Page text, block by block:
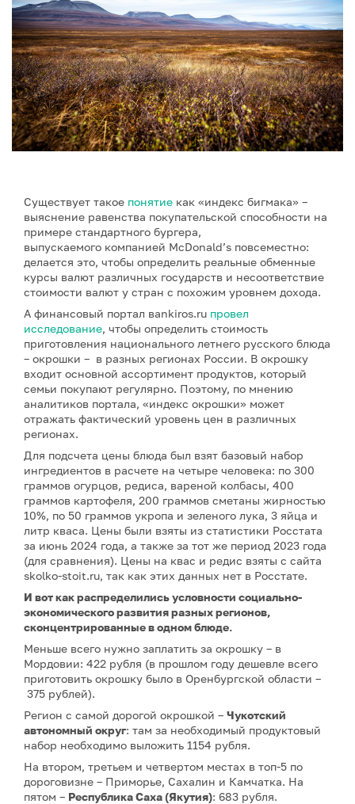
Существует такое понятие как «индекс бигмака» –
выяснение равенства покупательской способности на
примере стандартного бургера,
выпускаемого компанией McDonald’s повсеместно:
делается это, чтобы определить реальные обменные
курсы валют различных государств и несоответствие
стоимости валют у стран с похожим уровнем дохода.
А финансовый портал вankiros.ru провел
исследование, чтобы определить стоимость
приготовления национального летнего русского блюда
– окрошки – в разных регионах России. В окрошку
входит основной ассортимент продуктов, который
семьи покупают регулярно. Поэтому, по мнению
аналитиков портала, «индекс окрошки» может
отражать фактический уровень цен в различных
регионах.
Для подсчета цены блюда был взят базовый набор
ингредиентов в расчете на четыре человека: по 300
граммов огурцов, редиса, вареной колбасы, 400
граммов картофеля, 200 граммов сметаны жирностью
10%, по 50 граммов укропа и зеленого лука, 3 яйца и
литр кваса. Цены были взяты из статистики Росстата
за июнь 2024 года, а также за тот же период 2023 года
(для сравнения). Цены на квас и редис взяты с сайта
skolko-stoit.ru, так как этих данных нет в Росстате.
И вот как распределились условности социально-
экономического развития разных регионов,
сконцентрированные в одном блюде.
Меньше всего нужно заплатить за окрошку – в
Мордовии: 422 рубля (в прошлом году дешевле всего
приготовить окрошку было в Оренбургской области –
375 рублей).
Регион с самой дорогой окрошкой – Чукотский
автономный округ: там за необходимый продуктовый
набор необходимо выложить 1154 рубля.
На втором, третьем и четвертом местах в топ-5 по
дороговизне – Приморье, Сахалин и Камчатка. На
пятом – Республика Саха (Якутия): 683 рубля.